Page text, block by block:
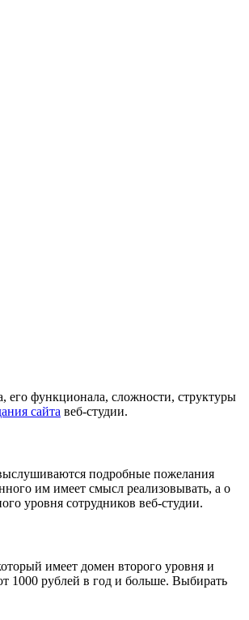
его функционала, сложности, структуры
сайта веб-студии.
подробные пожелания
им имеет смысл реализовывать, а о
уровня сотрудников веб-студии.
имеет домен второго уровня и
1000 рублей в год и больше. Выбирать